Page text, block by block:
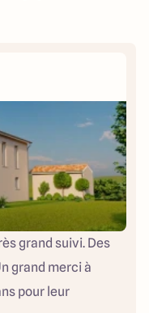
grand suivi. Des
grand merci à
pour leur